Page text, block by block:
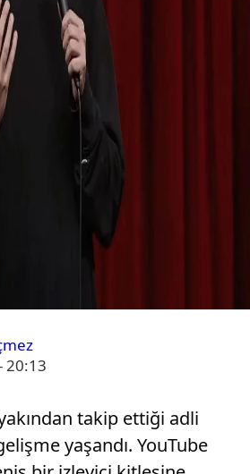
20:13
takip ettiği adli
yaşandı. YouTube